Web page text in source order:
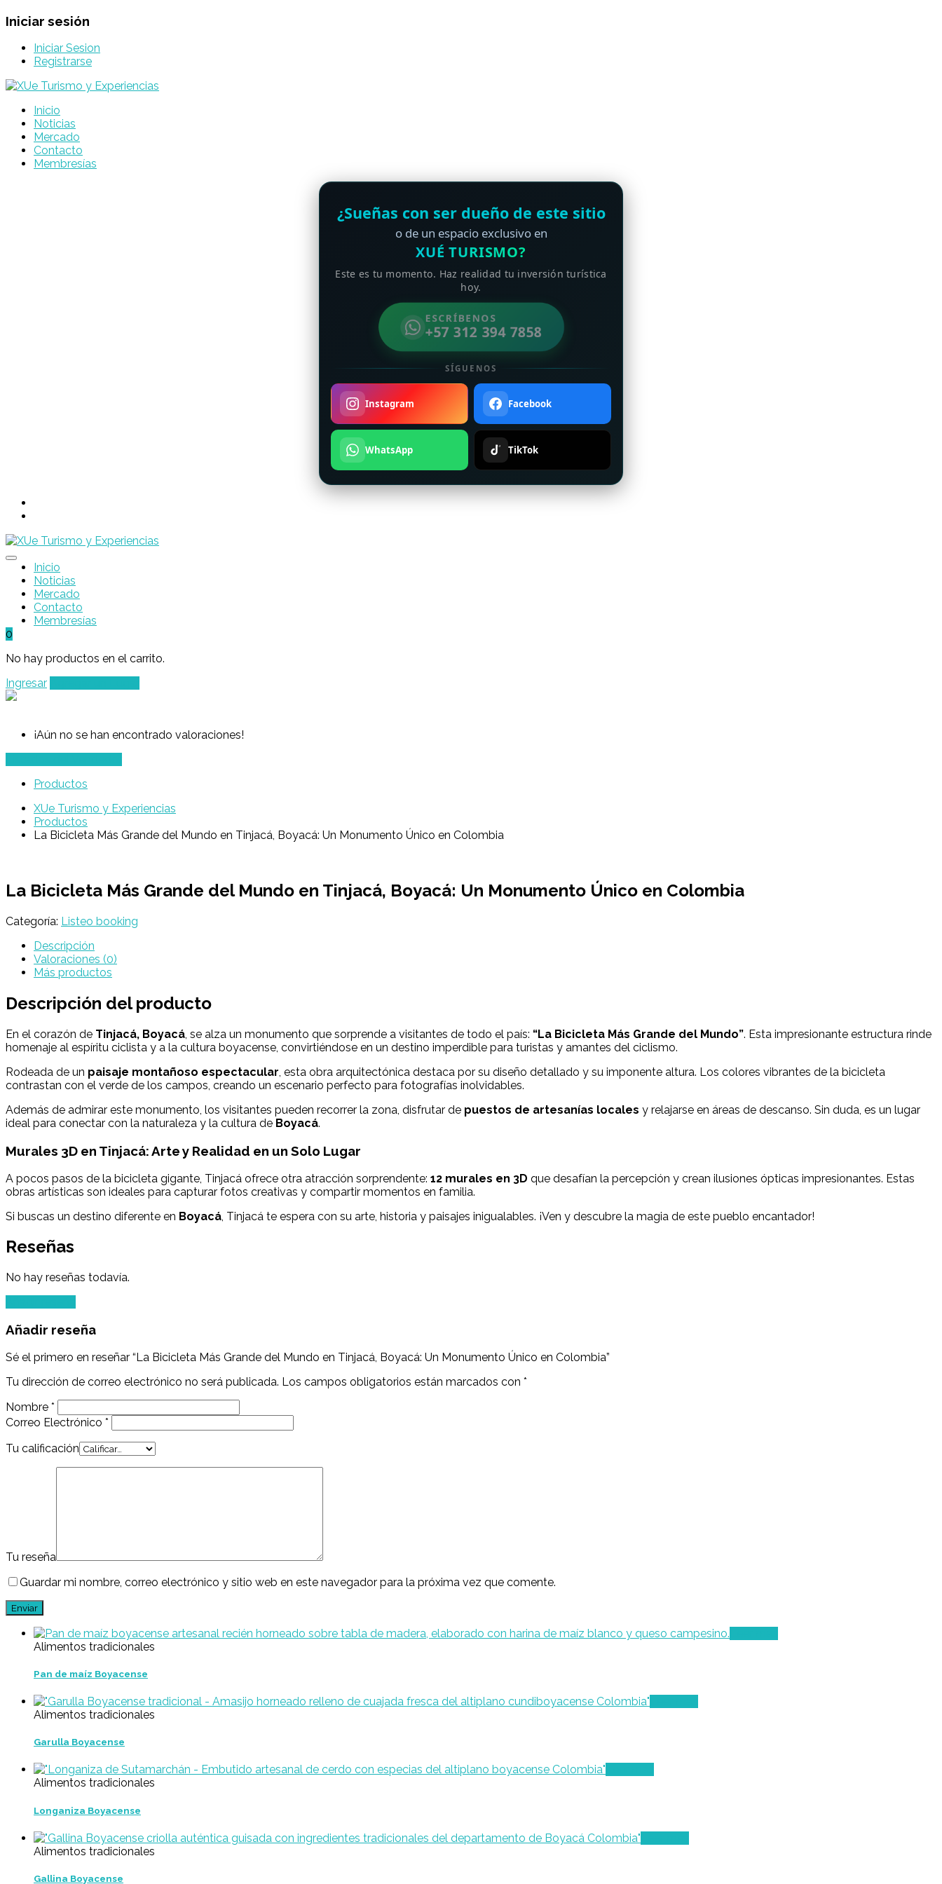
Iniciar sesión
Iniciar Sesion
Registrarse
Inicio
Noticias
Mercado
Contacto
Membresías
¿Sueñas con ser dueño de este sitio
o de un espacio exclusivo en
XUÉ TURISMO?
Este es tu momento. Haz realidad tu inversión turística
hoy.
ESCRÍBENOS
+57 312 394 7858
SÍGUENOS
Instagram Facebook
WhatsApp TikTok
Inicio
Noticias
Mercado
Contacto
Membresías
0
No hay productos en el carrito.
Ingresar
¡Aún no se han encontrado valoraciones!
Productos
XUe Turismo y Experiencias
Productos
La Bicicleta Más Grande del Mundo en Tinjacá, Boyacá: Un Monumento Único en Colombia
La Bicicleta Más Grande del Mundo en Tinjacá, Boyacá: Un Monumento Único en Colombia
Categoría: Listeo booking
Descripción
Valoraciones (0)
Más productos
Descripción del producto
En el corazón de Tinjacá, Boyacá, se alza un monumento que sorprende a visitantes de todo el país: “La Bicicleta Más Grande del Mundo”. Esta impresionante estructura rinde
homenaje al espíritu ciclista y a la cultura boyacense, convirtiéndose en un destino imperdible para turistas y amantes del ciclismo.
Rodeada de un paisaje montañoso espectacular, esta obra arquitectónica destaca por su diseño detallado y su imponente altura. Los colores vibrantes de la bicicleta
contrastan con el verde de los campos, creando un escenario perfecto para fotografías inolvidables.
Además de admirar este monumento, los visitantes pueden recorrer la zona, disfrutar de puestos de artesanías locales y relajarse en áreas de descanso. Sin duda, es un lugar
ideal para conectar con la naturaleza y la cultura de Boyacá.
Murales 3D en Tinjacá: Arte y Realidad en un Solo Lugar
A pocos pasos de la bicicleta gigante, Tinjacá ofrece otra atracción sorprendente: 12 murales en 3D que desafían la percepción y crean ilusiones ópticas impresionantes. Estas
obras artísticas son ideales para capturar fotos creativas y compartir momentos en familia.
Si buscas un destino diferente en Boyacá , Tinjacá te espera con su arte, historia y paisajes inigualables. ¡Ven y descubre la magia de este pueblo encantador!
Reseñas
No hay reseñas todavía.
Añadir reseña
Sé el primero en reseñar “La Bicicleta Más Grande del Mundo en Tinjacá, Boyacá: Un Monumento Único en Colombia”
Tu dirección de correo electrónico no será publicada. Los campos obligatorios están marcados con *
Nombre *
Correo Electrónico *
Tu calificación
Tu reseña
Guardar mi nombre, correo electrónico y sitio web en este navegador para la próxima vez que comente.
Alimentos tradicionales
Pan de maíz Boyacense
Alimentos tradicionales
Garulla Boyacense
Alimentos tradicionales
Longaniza Boyacense
Alimentos tradicionales
Gallina Boyacense